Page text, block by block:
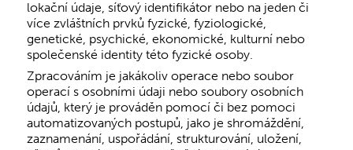
lokační údaje, síťový identifikátor nebo na jeden či
více zvláštních prvků fyzické, fyziologické,
genetické, psychické, ekonomické, kulturní nebo
společenské identity této fyzické osoby.
Zpracováním je jakákoliv operace nebo soubor
operací s osobními údaji nebo soubory osobních
údajů, který je prováděn pomocí či bez pomoci
automatizovaných postupů, jako je shromáždění,
zaznamenání, uspořádání, strukturování, uložení,